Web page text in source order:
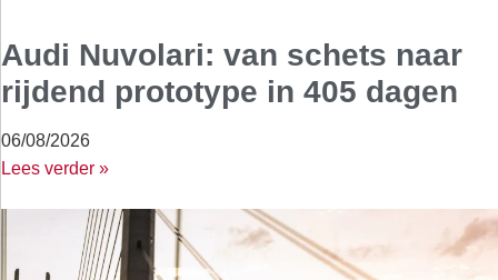
Audi Nuvolari: van schets naar
rijdend prototype in 405 dagen
06/08/2026
Lees verder »